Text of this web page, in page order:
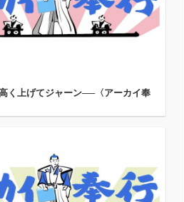
く上げてジャーン──〈アーカイ奉